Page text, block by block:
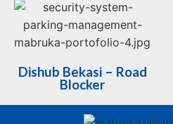
Dishub Bekasi – Road
Blocker